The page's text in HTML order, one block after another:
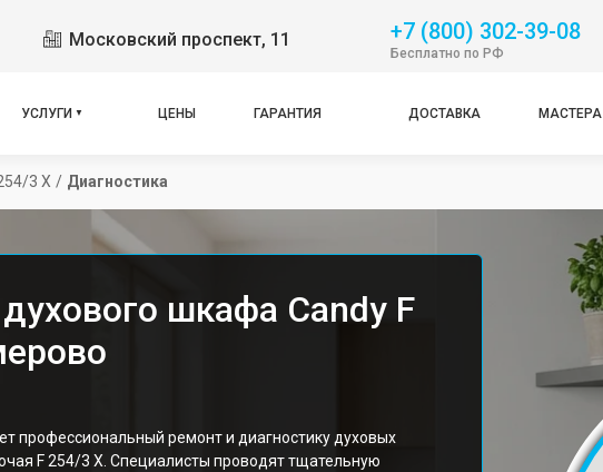
Московский проспект, 11 +7 (800) 302-39-08
Бесплатно по РФ
УСЛУГИ ЦЕНЫ ГАРАНТИЯ ДОСТАВКА МАСТЕРА
3 X / Диагностика
шкафа Candy F
профессиональный ремонт и диагностику духовых
F 254/3 X. Специалисты проводят тщательную